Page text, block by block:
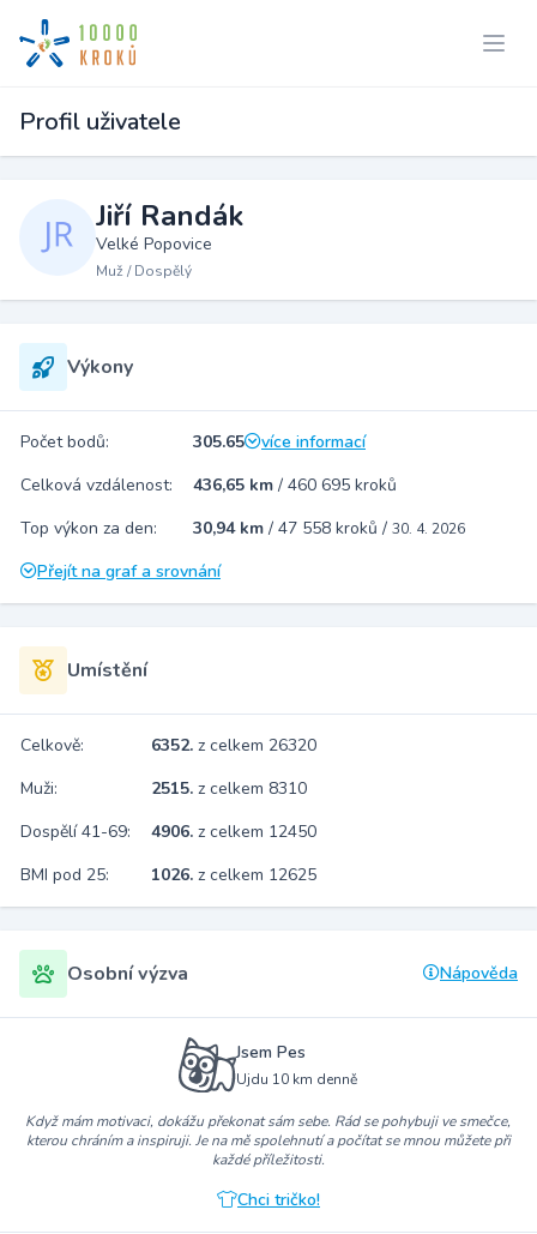
Profil uživatele
Jiří Randák
Velké Popovice
Muž / Dospělý
Výkony
Počet bodů: 305.65
více informací
Celková vzdálenost:
436,65 km / 460 695 kroků
Top výkon za den:
30,94 km / 47 558 kroků / 30. 4. 2026
Přejít na graf a srovnání
Umístění
Celkově: 6352. z celkem 26320
Muži:
2515. z celkem 8310
Dospělí 41-69:
4906. z celkem 12450
BMI pod 25:
1026. z celkem 12625
Osobní výzva Nápověda
Jsem Pes
Ujdu 10 km denně
Když mám motivaci, dokážu překonat sám sebe. Rád se pohybuji ve smečce,
kterou chráním a inspiruji. Je na mě spolehnutí a počítat se mnou můžete při
každé příležitosti.
Chci tričko!